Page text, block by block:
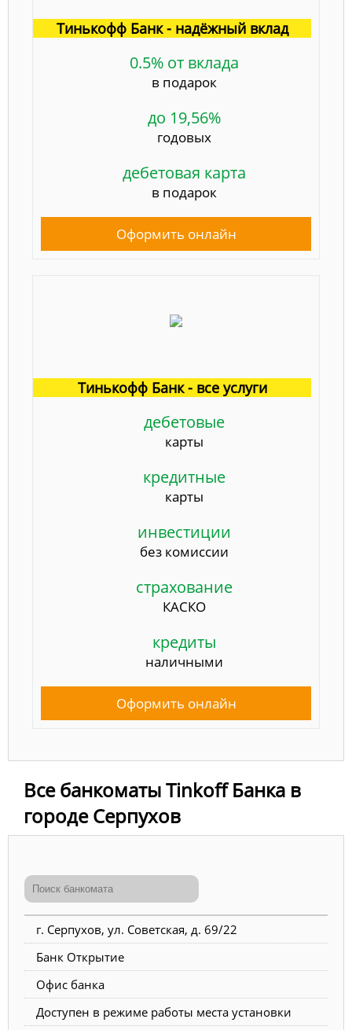
Тинькофф Банк - надёжный вклад
0.5% от вклада
в подарок
до 19,56%
годовых
дебетовая карта
в подарок
Оформить онлайн
Тинькофф Банк - все услуги
дебетовые
карты
кредитные
карты
инвестиции
без комиссии
страхование
КАСКО
кредиты
наличными
Оформить онлайн
Все банкоматы Tinkoff Банка в
городе Серпухов
г. Серпухов, ул. Советская, д. 69/22
Банк Открытие
Офис банка
Доступен в режиме работы места установки